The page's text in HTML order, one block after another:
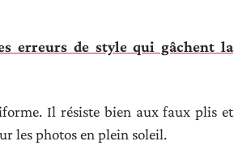
erreurs de style qui gâchent la
Il résiste bien aux faux plis et
les photos en plein soleil.